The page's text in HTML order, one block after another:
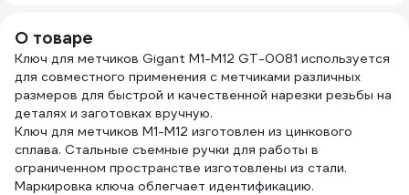
О товаре
Ключ для метчиков Gigant М1-М12 GT-0081 используется
для совместного применения с метчиками различных
размеров для быстрой и качественной нарезки резьбы на
деталях и заготовках вручную.
Ключ для метчиков М1-М12 изготовлен из цинкового
сплава. Стальные съемные ручки для работы в
ограниченном пространстве изготовлены из стали.
Маркировка ключа облегчает идентификацию.